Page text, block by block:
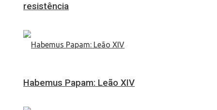
resistência
Habemus Papam: Leão XIV